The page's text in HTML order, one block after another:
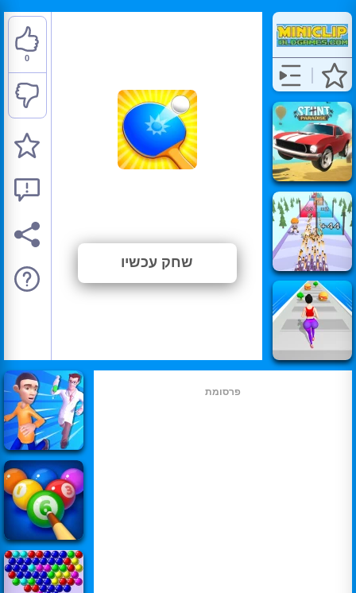
שחק עכשיו
0
פרסומת